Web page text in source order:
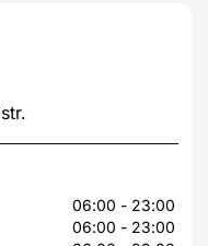
06:00 - 23:00
06:00 - 23:00